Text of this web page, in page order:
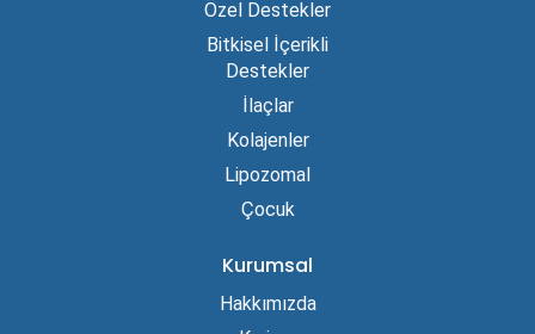
Özel Destekler
Bitkisel İçerikli
Destekler
İlaçlar
Kolajenler
Lipozomal
Çocuk
Kurumsal
Hakkımızda